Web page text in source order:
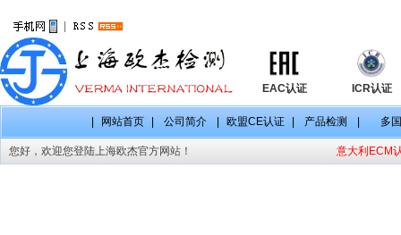
EAC认证 ICR认证
网站首页 公司简介 欧盟CE认证 产品检测 多
您好，欢迎您登陆上海欧杰官方网站！ 意大利ECM